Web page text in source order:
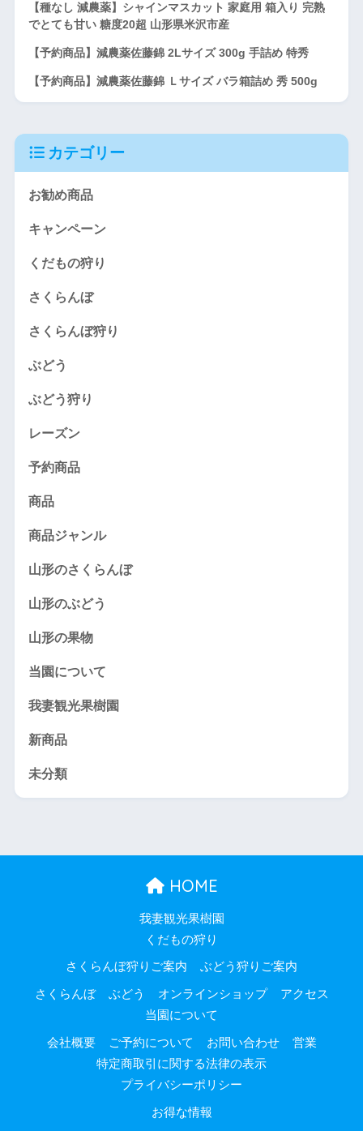
【種なし 減農薬】シャインマスカット 家庭用 箱入り 完熟
でとても甘い 糖度20超 山形県米沢市産
【予約商品】減農薬佐藤錦 2Lサイズ 300g 手詰め 特秀
【予約商品】減農薬佐藤錦 Ｌサイズ バラ箱詰め 秀 500g
カテゴリー
お勧め商品
キャンペーン
くだもの狩り
さくらんぼ
さくらんぼ狩り
ぶどう
ぶどう狩り
レーズン
予約商品
商品
商品ジャンル
山形のさくらんぼ
山形のぶどう
山形の果物
当園について
我妻観光果樹園
新商品
未分類
HOME
我妻観光果樹園
くだもの狩り
さくらんぼ狩りご案内 ぶどう狩りご案内
さくらんぼ ぶどう オンラインショップ
アクセス
当園について
会社概要 ご予約について お問い合わせ
営業
特定商取引に関する法律の表示
プライバシーポリシー
お得な情報